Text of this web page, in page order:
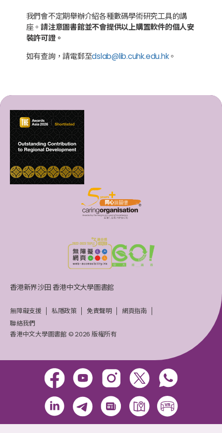
我們會不定期舉辦介紹各種數碼學術研究工具的講
座。請注意圖書館並不會提供以上購置軟件的個人安
裝許可證。
如有查詢，請電郵至dslab@lib.cuhk.edu.hk。
香港新界沙田 香港中文大學圖書館
無障礙支援 私隱政策 免責聲明
網頁指南
聯絡我們
香港中文大學圖書館 © 2026 版權所有